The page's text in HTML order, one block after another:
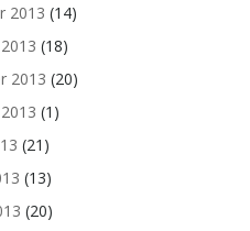
2013 (14)
(18)
2013 (20)
(1)
(21)
(13)
(20)